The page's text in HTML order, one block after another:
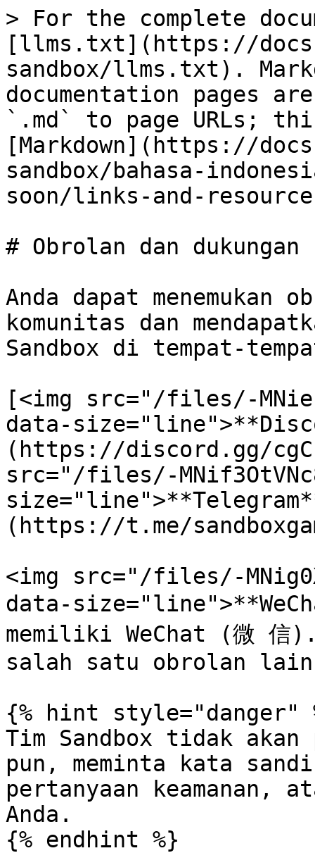
> For the complete
[llms.txt](https://
sandbox/llms.txt).
documentation pages
`.md` to page URLs;
[Markdown](https://
sandbox/bahasa-
soon/links-and-
# Obrolan dan dukungan
Anda dapat menemukan
komunitas dan
Sandbox di tempat-
[<img src="/files/-
data-
(https://discord.gg/
src="/files/-
(https://t.me/
<img src="/files/-
data-
memiliki WeChat (微 信
salah satu obrolan
{% hint style="danger"
Tim Sandbox tidak akan
pun, meminta kata
pertanyaan keamanan,
Anda.
{% endhint %}